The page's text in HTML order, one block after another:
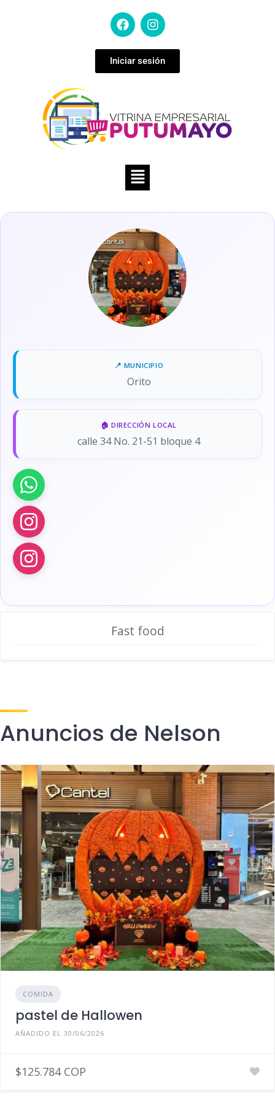
Iniciar sesión
Orito
calle 34 No. 21-51 bloque 4
Fast food
Anuncios de Nelson
COMIDA
pastel de Hallowen
AÑADIDO EL 30/06/2026
$125.784 COP